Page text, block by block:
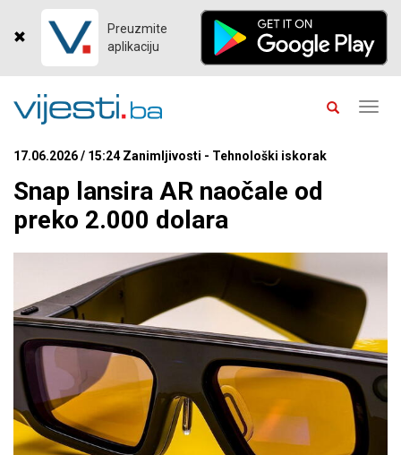
Preuzmite
aplikaciju
17.06.2026 / 15:24 Zanimljivosti - Tehnološki iskorak
Snap lansira AR naočale od
preko 2.000 dolara